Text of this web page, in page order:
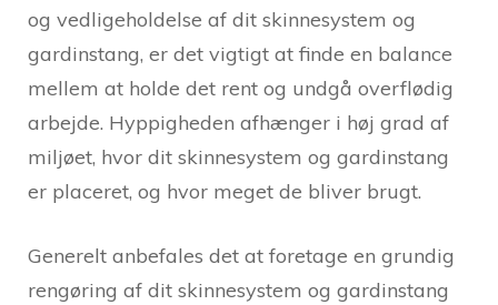
og vedligeholdelse af dit skinnesystem og
gardinstang, er det vigtigt at finde en balance
mellem at holde det rent og undgå overflødig
arbejde. Hyppigheden afhænger i høj grad af
miljøet, hvor dit skinnesystem og gardinstang
er placeret, og hvor meget de bliver brugt.
Generelt anbefales det at foretage en grundig
rengøring af dit skinnesystem og gardinstang